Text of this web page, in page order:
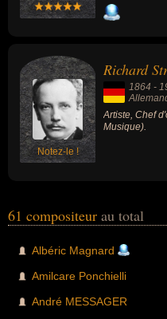
Notez-le !
Richard
1864 -
Artiste, Chef
Musique).
61 compositeur au total
Albéric Magnard
Amilcare Ponchielli
André MESSAGER